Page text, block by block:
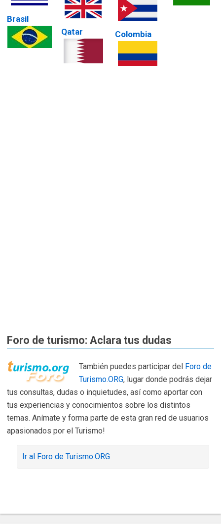
Brasil
Qatar Colombia
Foro de turismo: Aclara tus dudas
También puedes participar del Foro de
Turismo.ORG, lugar donde podrás dejar
tus consultas, dudas o inquietudes, así como aportar con
tus experiencias y conocimientos sobre los distintos
temas. Anímate y forma parte de esta gran red de usuarios
apasionados por el Turismo!
Ir al Foro de Turismo.ORG